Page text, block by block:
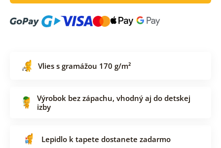
Vlies s gramážou 170 g/m²
Výrobok bez zápachu, vhodný aj do detskej
izby
Lepidlo k tapete dostanete zadarmo